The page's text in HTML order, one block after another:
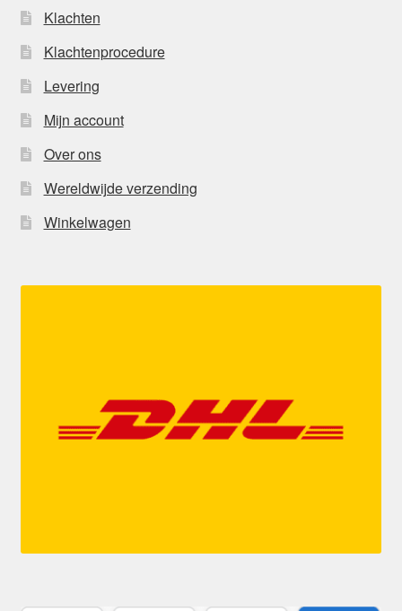
Klachten
Klachtenprocedure
Levering
Mijn account
Over ons
Wereldwijde verzending
Winkelwagen